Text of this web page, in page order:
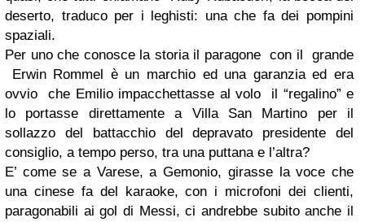
deserto, traduco per i leghisti: una che fa dei pompini
spaziali.
Per uno che conosce la storia il paragone con il grande
Erwin Rommel è un marchio ed una garanzia ed era
ovvio che Emilio impacchettasse al volo il “regalino” e
lo portasse direttamente a Villa San Martino per il
sollazzo del battacchio del depravato presidente del
consiglio, a tempo perso, tra una puttana e l’altra?
E’ come se a Varese, a Gemonio, girasse la voce che
una cinese fa del karaoke, con i microfoni dei clienti,
paragonabili ai gol di Messi, ci andrebbe subito anche il